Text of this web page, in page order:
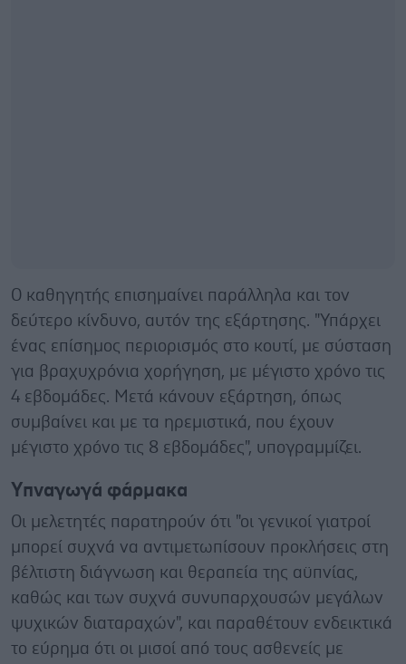
Ο καθηγητής επισημαίνει παράλληλα και τον
δεύτερο κίνδυνο, αυτόν της εξάρτησης. "Υπάρχει
ένας επίσημος περιορισμός στο κουτί, με σύσταση
για βραχυχρόνια χορήγηση, με μέγιστο χρόνο τις
4 εβδομάδες. Μετά κάνουν εξάρτηση, όπως
συμβαίνει και με τα ηρεμιστικά, που έχουν
μέγιστο χρόνο τις 8 εβδομάδες", υπογραμμίζει.
Υπναγωγά φάρμακα
Οι μελετητές παρατηρούν ότι "οι γενικοί γιατροί
μπορεί συχνά να αντιμετωπίσουν προκλήσεις στη
βέλτιστη διάγνωση και θεραπεία της αϋπνίας,
καθώς και των συχνά συνυπαρχουσών μεγάλων
ψυχικών διαταραχών", και παραθέτουν ενδεικτικά
το εύρημα ότι οι μισοί από τους ασθενείς με